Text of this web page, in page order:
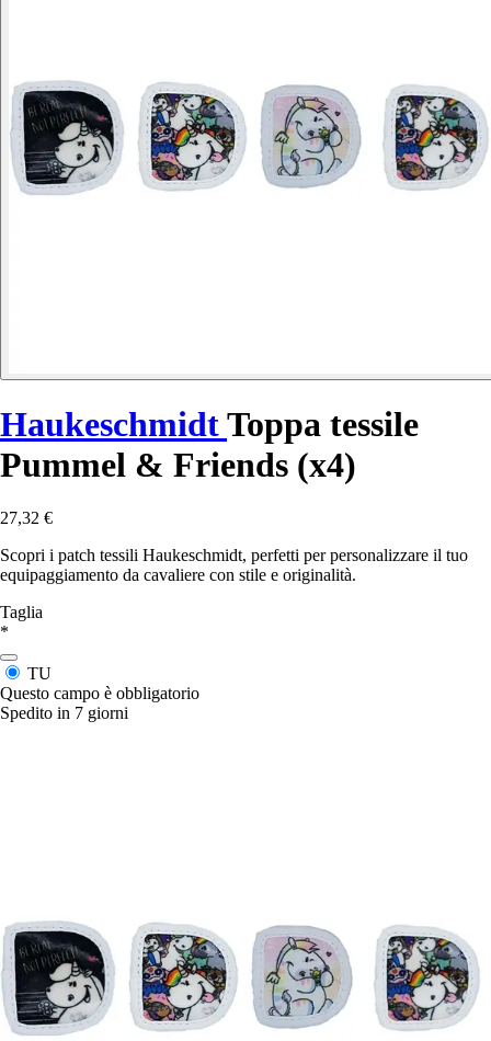
HaukeschmidtToppa tessile
Pummel & Friends (x4)
27,32 €
Scopri i patch tessili Haukeschmidt, perfetti per personalizzare il tuo
equipaggiamento da cavaliere con stile e originalità.
Taglia
*
TU
Questo campo è obbligatorio
Spedito in 7 giorni